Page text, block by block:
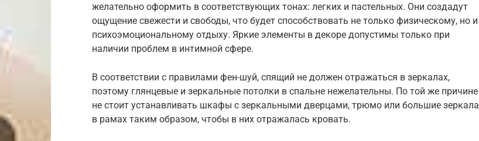
желательно оформить в соответствующих тонах: легких и пастельных. Они создадут
ощущение свежести и свободы, что будет способствовать не только физическому, но и
психоэмоциональному отдыху. Яркие элементы в декоре допустимы только при
наличии проблем в интимной сфере.
В соответствии с правилами фен-шуй, спящий не должен отражаться в зеркалах,
поэтому глянцевые и зеркальные потолки в спальне нежелательны. По той же причине
не стоит устанавливать шкафы с зеркальными дверцами, трюмо или большие зеркала
в рамах таким образом, чтобы в них отражалась кровать.